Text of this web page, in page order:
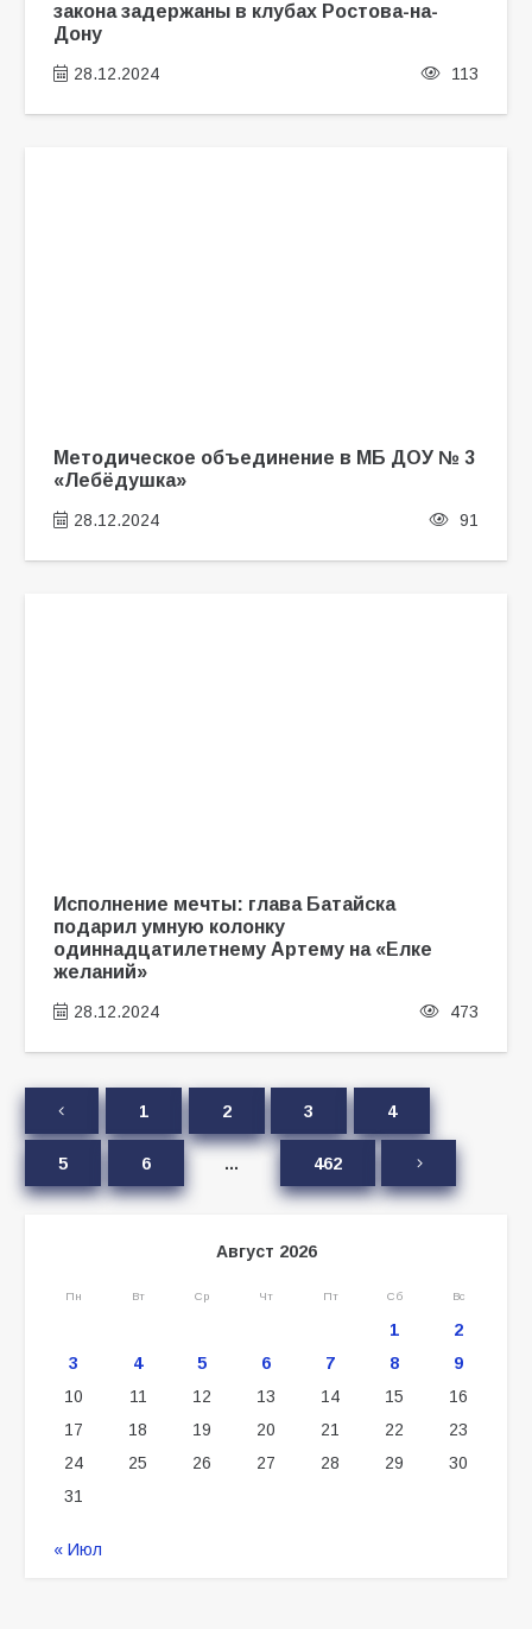
закона задержаны в клубах Ростова-на-
Дону
28.12.2024 113
Методическое объединение в МБ ДОУ № 3
«Лебёдушка»
28.12.2024 91
Исполнение мечты: глава Батайска
подарил умную колонку
одиннадцатилетнему Артему на «Елке
желаний»
28.12.2024 473
1 2 3 4
5 6 … 462
Август 2026
Пн Вт Ср Чт Пт Сб Вс
1
2
3
4 5 6 7 8
9
10
11 12 13 14 15
16
17
18 19 20 21 22
23
24
25 26 27 28 29
30
31
« Июл